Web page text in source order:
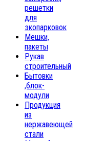
решетки
для
экопарковок
Мешки,
пакеты
Рукав
строительный
Бытовки
,блок-
модули
Продукция
из
нержавеющей
стали